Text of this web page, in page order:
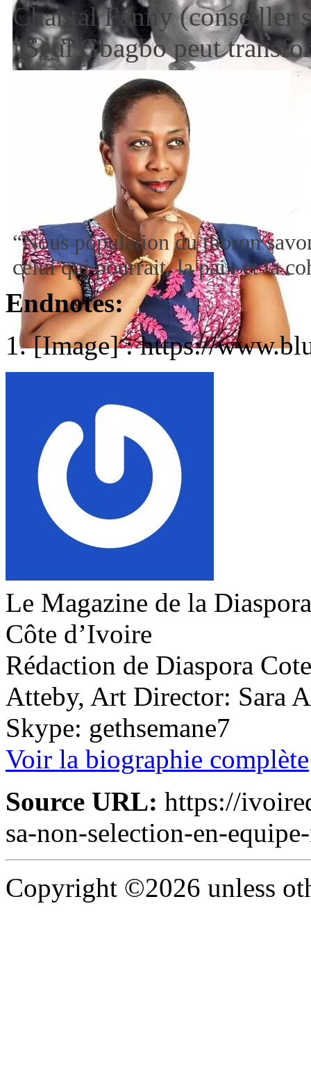
Chantal Fanny (conseiller
“Seul Gbagbo peut
“Nous population du thoron
celui qui pourrait, la paix et la
Endnotes:
[Image] : https://
Le Magazine de la
Côte d’Ivoire
Rédaction de Diaspora
Atteby, Art Director: Sara
Skype: gethsemane7
Voir la biographie complète
Source URL: https://
sa-non-selection-en-
Copyright ©2026 unless